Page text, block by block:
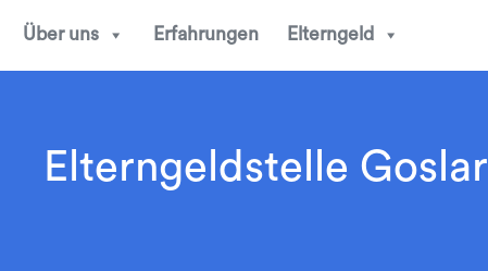
Über uns Erfahrungen Elterngeld
Elterngeldstelle Goslar